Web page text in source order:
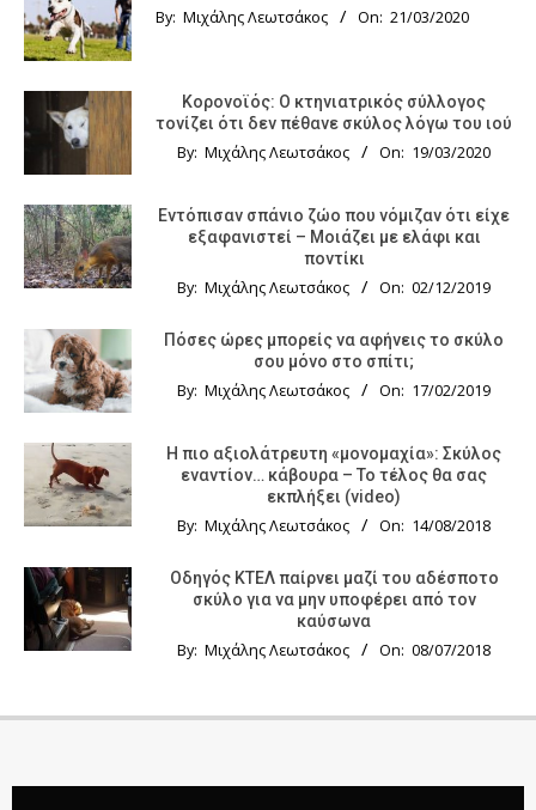
By: Μιχάλης Λεωτσάκος On: 21/03/2020
Κορονοϊός: Ο κτηνιατρικός σύλλογος
τονίζει ότι δεν πέθανε σκύλος λόγω του ιού
By: Μιχάλης Λεωτσάκος On: 19/03/2020
Εντόπισαν σπάνιο ζώο που νόμιζαν ότι είχε
εξαφανιστεί – Μοιάζει με ελάφι και
ποντίκι
By: Μιχάλης Λεωτσάκος On: 02/12/2019
Πόσες ώρες μπορείς να αφήνεις το σκύλο
σου μόνο στο σπίτι;
By: Μιχάλης Λεωτσάκος On: 17/02/2019
Η πιο αξιολάτρευτη «μονομαχία»: Σκύλος
εναντίον… κάβουρα – Το τέλος θα σας
εκπλήξει (video)
By: Μιχάλης Λεωτσάκος On: 14/08/2018
Οδηγός KTΕΛ παίρνει μαζί του αδέσποτο
σκύλο για να μην υποφέρει από τον
καύσωνα
By: Μιχάλης Λεωτσάκος On: 08/07/2018